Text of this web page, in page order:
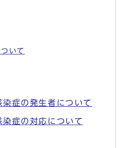
いて
症の発生者について
症の対応について